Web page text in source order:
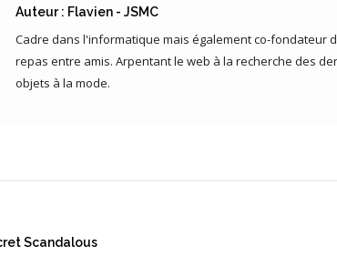
Auteur : Flavien - JSMC
Cadre dans l'informatique mais également co-fondateur
repas entre amis. Arpentant le web à la recherche des
objets à la mode.
Scandalous